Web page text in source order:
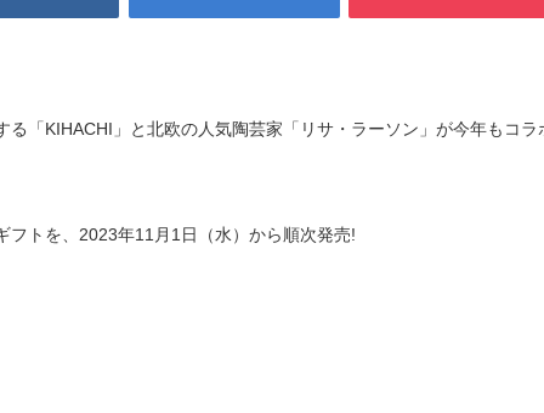
「KIHACHI」と北欧の人気陶芸家「リサ・ラーソン」が今年もコラ
フトを、2023年11月1日（水）から順次発売!